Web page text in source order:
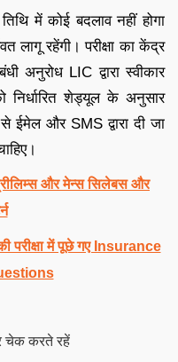
में कोई बदलाव नहीं होगा
लागू रहेंगी। परीक्षा का केंद्र
अनुरोध LIC द्वारा स्वीकार
निर्धारित शेड्यूल के अनुसार
ईमेल और SMS द्वारा दी जा
और मेन्स सिलेबस और
परीक्षा में पूछे गए Insurance
चेक करते रहें